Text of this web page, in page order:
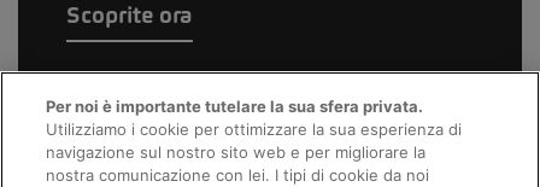
Scoprite ora
Per noi è importante tutelare la sua sfera privata.
Utilizziamo i cookie per ottimizzare la sua esperienza di
navigazione sul nostro sito web e per migliorare la
nostra comunicazione con lei. I tipi di cookie da noi